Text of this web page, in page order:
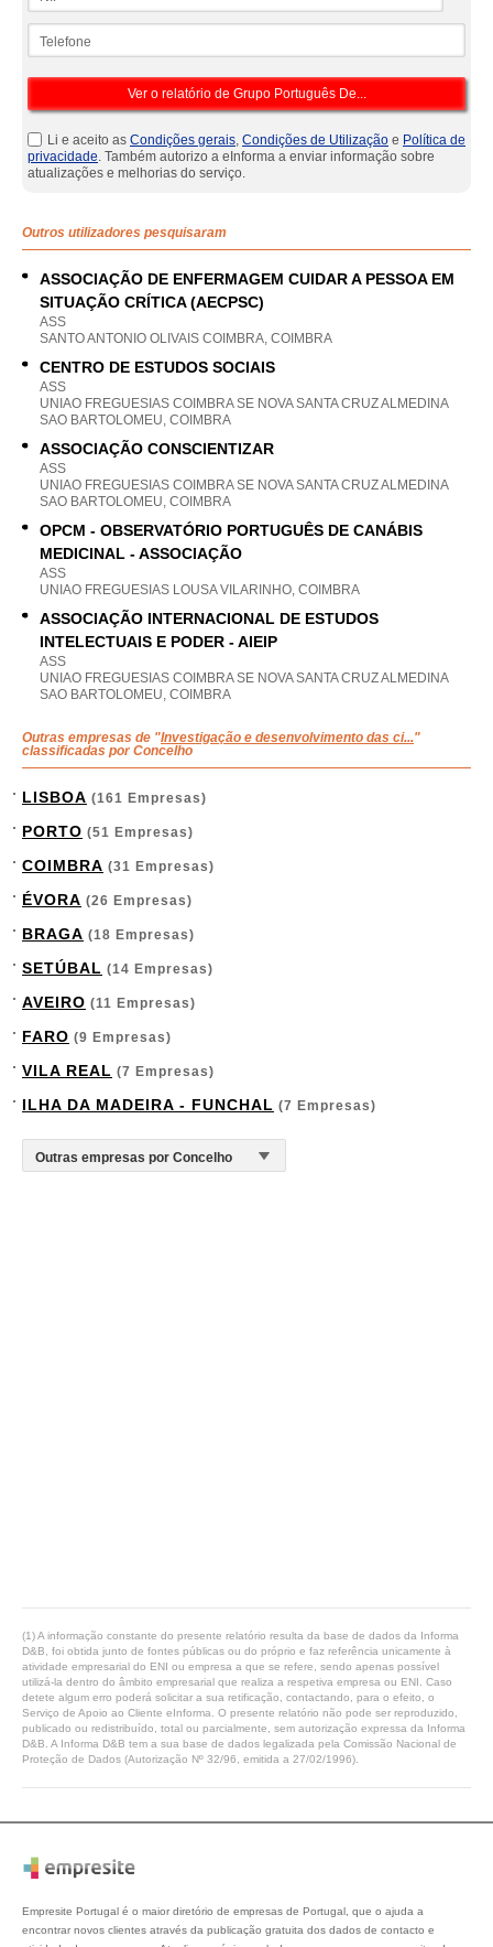
Li e aceito as Condições gerais, Condições de Utilização e Política de
privacidade. Também autorizo a eInforma a enviar informação sobre
atualizações e melhorias do serviço.
Outros utilizadores pesquisaram
ASSOCIAÇÃO DE ENFERMAGEM CUIDAR A PESSOA EM
SITUAÇÃO CRÍTICA (AECPSC)
ASS
SANTO ANTONIO OLIVAIS COIMBRA, COIMBRA
CENTRO DE ESTUDOS SOCIAIS
ASS
UNIAO FREGUESIAS COIMBRA SE NOVA SANTA CRUZ ALMEDINA
SAO BARTOLOMEU, COIMBRA
ASSOCIAÇÃO CONSCIENTIZAR
ASS
UNIAO FREGUESIAS COIMBRA SE NOVA SANTA CRUZ ALMEDINA
SAO BARTOLOMEU, COIMBRA
OPCM - OBSERVATÓRIO PORTUGUÊS DE CANÁBIS
MEDICINAL - ASSOCIAÇÃO
ASS
UNIAO FREGUESIAS LOUSA VILARINHO, COIMBRA
ASSOCIAÇÃO INTERNACIONAL DE ESTUDOS
INTELECTUAIS E PODER - AIEIP
ASS
UNIAO FREGUESIAS COIMBRA SE NOVA SANTA CRUZ ALMEDINA
SAO BARTOLOMEU, COIMBRA
Outras empresas de "Investigação e desenvolvimento das ci..."
classificadas por Concelho
LISBOA (161 Empresas)
PORTO (51 Empresas)
COIMBRA (31 Empresas)
ÉVORA (26 Empresas)
BRAGA (18 Empresas)
SETÚBAL (14 Empresas)
AVEIRO (11 Empresas)
FARO (9 Empresas)
VILA REAL (7 Empresas)
ILHA DA MADEIRA - FUNCHAL (7 Empresas)
(1) A informação constante do presente relatório resulta da base de dados da Informa
D&B, foi obtida junto de fontes públicas ou do próprio e faz referência unicamente à
atividade empresarial do ENI ou empresa a que se refere, sendo apenas possível
utilizá-la dentro do âmbito empresarial que realiza a respetiva empresa ou ENI. Caso
detete algum erro poderá solicitar a sua retificação, contactando, para o efeito, o
Serviço de Apoio ao Cliente eInforma. O presente relatório não pode ser reproduzido,
publicado ou redistribuído, total ou parcialmente, sem autorização expressa da Informa
D&B. A Informa D&B tem a sua base de dados legalizada pela Comissão Nacional de
Proteção de Dados (Autorização Nº 32/96, emitida a 27/02/1996).
Empresite Portugal é o maior diretório de empresas de Portugal, que o ajuda a
encontrar novos clientes através da publicação gratuita dos dados de contacto e